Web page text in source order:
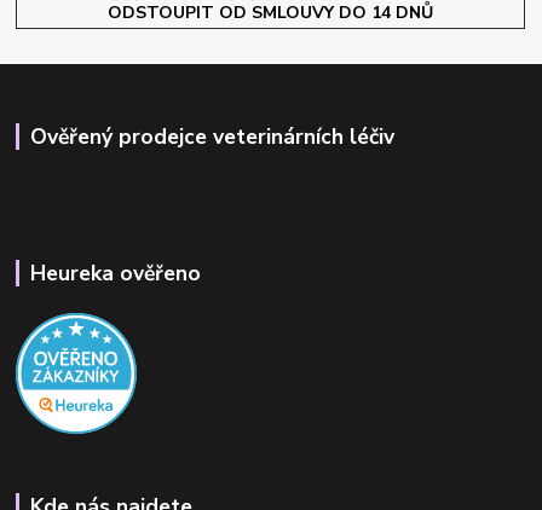
ODSTOUPIT OD SMLOUVY DO 14 DNŮ
Ověřený prodejce veterinárních léčiv
Heureka ověřeno